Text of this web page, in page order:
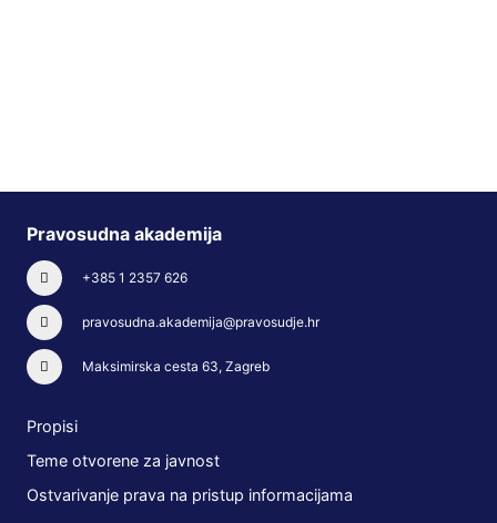
Pravosudna akademija
+385 1 2357 626
pravosudna.akademija@pravosudje.hr
Maksimirska cesta 63, Zagreb
Propisi
Teme otvorene za javnost
Ostvarivanje prava na pristup informacijama